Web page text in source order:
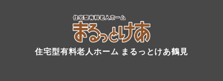
住宅型有料老人ホーム まるっとけあ鶴見